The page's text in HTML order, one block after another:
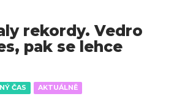
ČAS AKTUÁLNĚ
rekordy. Vedro
pak se lehce